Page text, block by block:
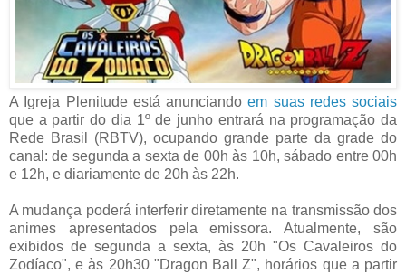
A Igreja Plenitude está anunciandoem suas redes sociais
que a partir do dia 1º de junho entrará na programação da
Rede Brasil (RBTV), ocupando grande parte da grade do
canal: de segunda a sexta de 00h às 10h, sábado entre 00h
e 12h, e diariamente de 20h às 22h.
A mudança poderá interferir diretamente na transmissão dos
animes apresentados pela emissora. Atualmente, são
exibidos de segunda a sexta, às 20h "Os Cavaleiros do
Zodíaco", e às 20h30 "Dragon Ball Z", horários que a partir